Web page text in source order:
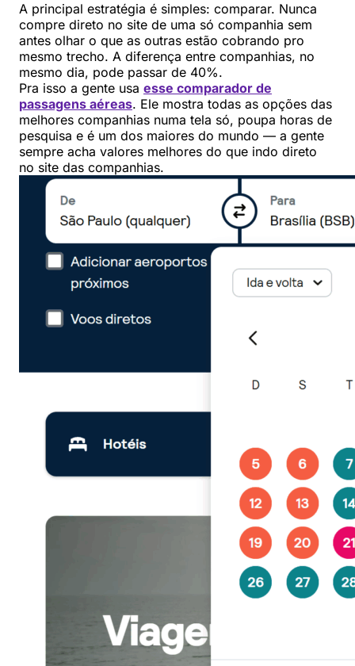
A principal estratégia é simples: comparar. Nunca
compre direto no site de uma só companhia sem
antes olhar o que as outras estão cobrando pro
mesmo trecho. A diferença entre companhias, no
mesmo dia, pode passar de 40%.
Pra isso a gente usa esse comparador de
passagens aéreas. Ele mostra todas as opções das
melhores companhias numa tela só, poupa horas de
pesquisa e é um dos maiores do mundo — a gente
sempre acha valores melhores do que indo direto
no site das companhias.